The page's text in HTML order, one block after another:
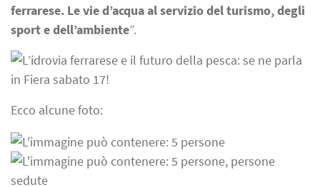
ferrarese. Le vie d’acqua al servizio del turismo, degli
sport e dell’ambiente”.
Ecco alcune foto: